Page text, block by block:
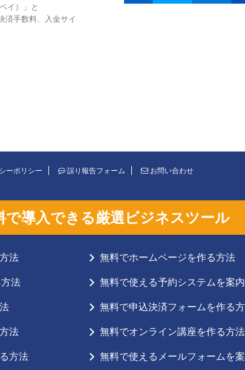
イ）」と
済手数料、入金サイ
ーポリシー 誤り報告フォーム お問い合わせ
で導入できる厳選ビジネスツール
法 無料でホームページを作る方法
法 無料で使える予約システムを案内
無料で申込決済フォームを作る
法 無料でオンライン講座を作る方法
方法 無料で使えるメールフォームを